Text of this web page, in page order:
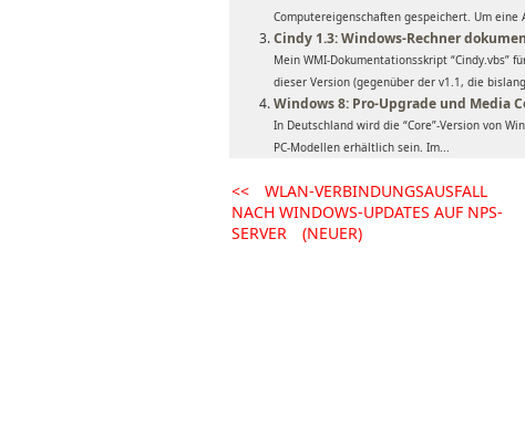
Computereigenschaften gespeichert. Um eine
Cindy 1.3: Windows-Rechner
Mein WMI-Dokumentationsskript “Cindy.vbs”
dieser Version (gegenüber der v1.1, die
Windows 8: Pro-Upgrade und Media
In Deutschland wird die “Core”-Version von
PC-Modellen erhältlich sein. Im...
<<
WLAN-VERBINDUNGSAUSFALL
NACH WINDOWS-UPDATES AUF NPS-
SERVER
(NEUER)